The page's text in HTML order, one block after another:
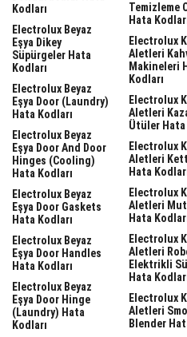
Kodları
Electrolux Beyaz
Eşya Dikey
Süpürgeler Hata
Kodları
Electrolux Beyaz
Eşya Door (laundry)
Hata Kodları
Electrolux Beyaz
Eşya Door And Door
Hinges (cooling)
Hata Kodları
Electrolux Beyaz
Eşya Door Gaskets
Hata Kodları
Electrolux Beyaz
Eşya Door Handles
Hata Kodları
Electrolux Beyaz
Eşya Door Hinge
(laundry) Hata
Kodları
Temizleme
Hata
Electrolux
Aletleri
Makineleri
Kodları
Electrolux
Aletleri
Ütüler Hata
Electrolux
Aletleri
Hata
Electrolux
Aletleri
Hata
Electrolux
Aletleri
Elektrikli
Hata
Electrolux
Aletleri
Blender